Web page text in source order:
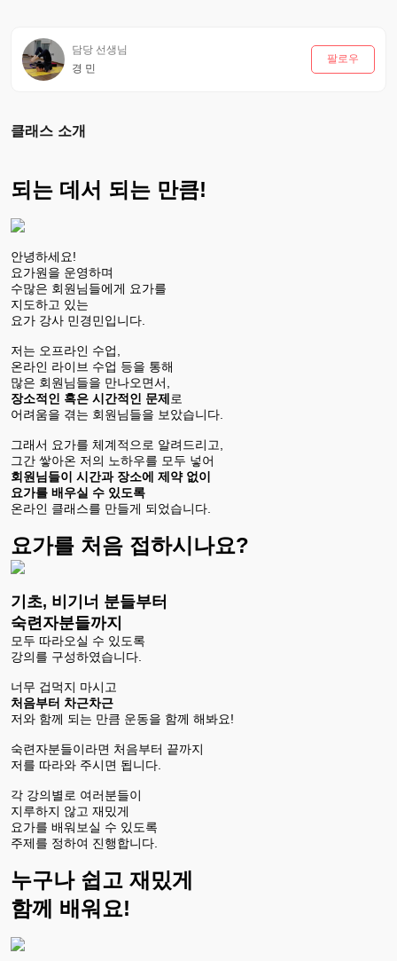
담당 선생님
경 민
팔로우
클래스 소개
되는 데서 되는 만큼!
안녕하세요!
요가원을 운영하며
수많은 회원님들에게 요가를
지도하고 있는
요가 강사 민경민입니다.
저는 오프라인 수업,
온라인 라이브 수업 등을 통해
많은 회원님들을 만나오면서,
장소적인 혹은 시간적인 문제 로
어려움을 겪는 회원님들을 보았습니다.
그래서 요가를 체계적으로 알려드리고,
그간 쌓아온 저의 노하우를 모두 넣어
회원님들이 시간과 장소에 제약 없이
요가를 배우실 수 있도록
온라인 클래스를 만들게 되었습니다.
요가를 처음 접하시나요?
기초, 비기너 분들부터
숙련자분들까지
모두 따라오실 수 있도록
강의를 구성하였습니다.
너무 겁먹지 마시고
처음부터 차근차근
저와 함께 되는 만큼 운동을 함께 해봐요!
숙련자분들이라면 처음부터 끝까지
저를 따라와 주시면 됩니다.
각 강의별로 여러분들이
지루하지 않고 재밌게
요가를 배워보실 수 있도록
주제를 정하여 진행합니다.
누구나 쉽고 재밌게
함께 배워요!